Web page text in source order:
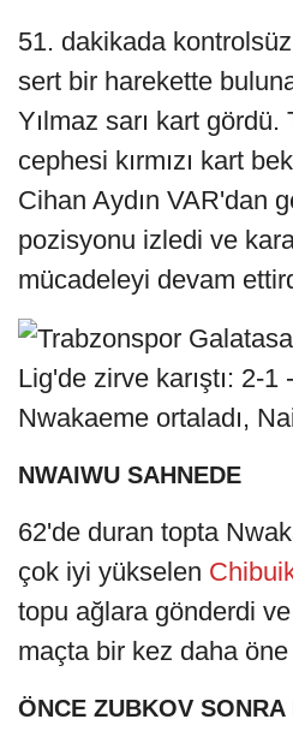
51. dakikada
sert bir harekette
Yılmaz sarı kart gördü.
cephesi kırmızı kart
Cihan Aydın VAR'dan
pozisyonu izledi ve
mücadeleyi devam
Nwakaeme ortaladı,
NWAIWU SAHNEDE
62'de duran topta
çok iyi yükselen
topu ağlara gönderdi
maçta bir kez daha
ÖNCE ZUBKOV